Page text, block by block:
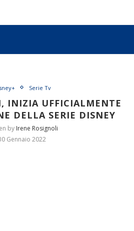
Serie Tv
INIZIA UFFICIALMENTE
DELLA SERIE DISNEY
by Irene Rosignoli
Gennaio 2022